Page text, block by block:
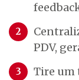
PDV,
Tire um